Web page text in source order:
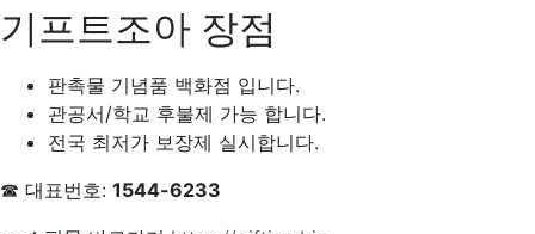
기프트조아 장점
판촉물 기념품 백화점 입니다.
관공서/학교 후불제 가능 합니다.
전국 최저가 보장제 실시합니다.
☎ 대표번호: 1544-6233